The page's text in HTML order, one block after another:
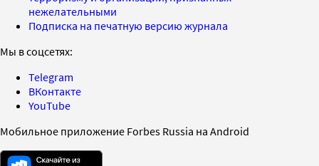
нежелательными
Подписка на печатную версию журнала
Мы в соцсетях:
Telegram
ВКонтакте
YouTube
Мобильное приложение Forbes Russia на Android